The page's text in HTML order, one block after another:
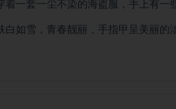
一套一尘不染的海盗服，手上有一
如雪，青春靓丽，手指甲呈美丽的